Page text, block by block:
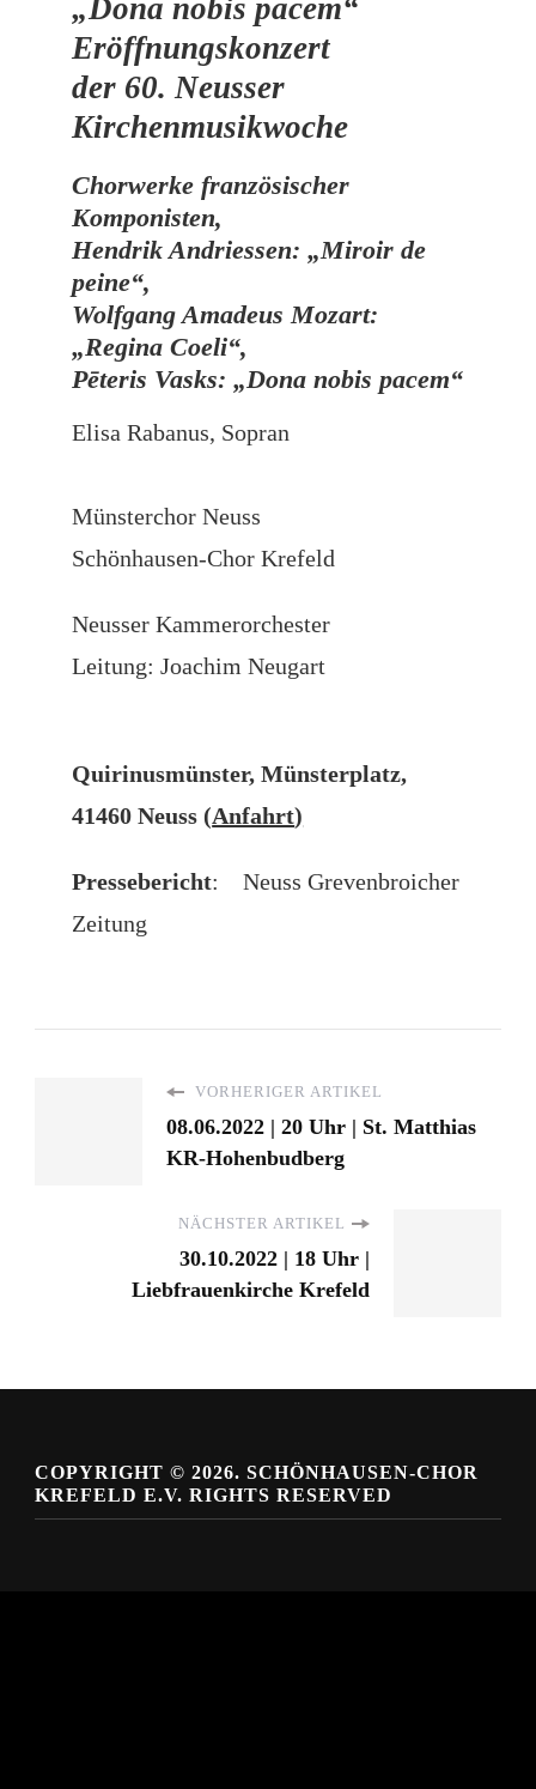
„Dona nobis pacem“
Eröffnungskonzert
der 60. Neusser
Kirchenmusikwoche
Chorwerke französischer
Komponisten,
Hendrik Andriessen: „Miroir de
peine“,
Wolfgang Amadeus Mozart:
„Regina Coeli“,
Pēteris Vasks:„Dona nobis pacem“
Elisa Rabanus, Sopran
Münsterchor Neuss
Schönhausen-Chor Krefeld
Neusser Kammerorchester
Leitung: Joachim Neugart
Quirinusmünster, Münsterplatz,
41460 Neuss (Anfahrt)
Pressebericht: Neuss Grevenbroicher
Zeitung
VORHERIGER ARTIKEL
08.06.2022 | 20 Uhr | St. Matthias
KR-Hohenbudberg
NÄCHSTER ARTIKEL
30.10.2022 | 18 Uhr |
Liebfrauenkirche Krefeld
COPYRIGHT © 2026. SCHÖNHAUSEN-CHOR
KREFELD E.V. RIGHTS RESERVED